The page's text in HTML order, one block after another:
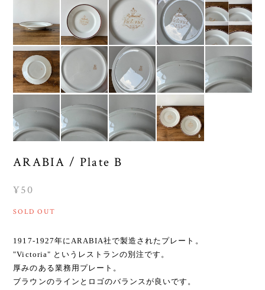
ARABIA / Plate B
¥50
SOLD OUT
1917-1927年にARABIA社で製造されたプレート。
"Victoria" というレストランの別注です。
厚みのある業務用プレート。
ブラウンのラインとロゴのバランスが良いです。